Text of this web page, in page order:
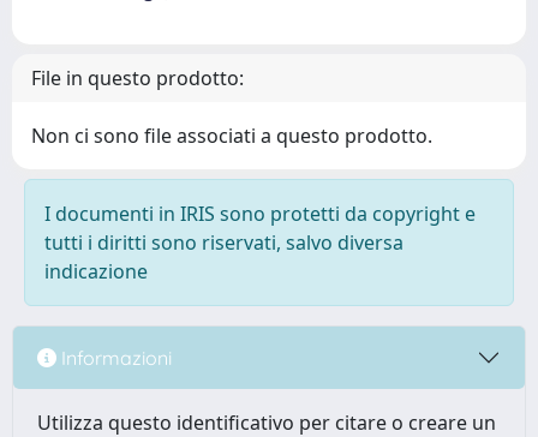
File in questo prodotto:
Non ci sono file associati a questo prodotto.
I documenti in IRIS sono protetti da copyright e
tutti i diritti sono riservati, salvo diversa
indicazione
Informazioni
Utilizza questo identificativo per citare o creare un